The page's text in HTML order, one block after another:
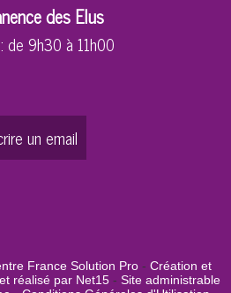
des Elus
de 9h30 à 11h00
un email
France Solution Pro - Création et
réalisé par Net15- Site administrable